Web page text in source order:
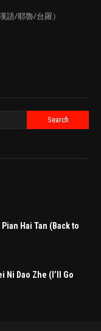
語/耶魯/台羅）
Hai Tan (Back to
Ni Dao Zhe (I’ll Go